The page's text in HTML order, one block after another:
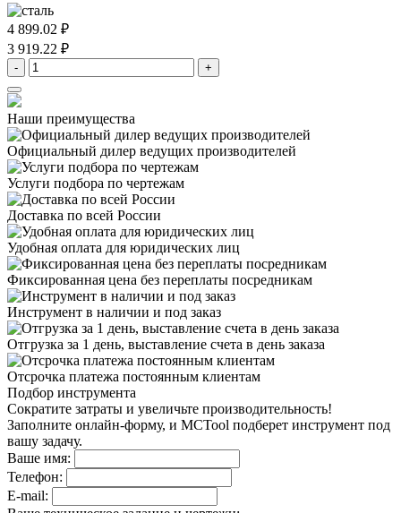
4 899.02 ₽
3 919.22 ₽
- +
Наши преимущества
Официальный дилер ведущих производителей
Услуги подбора по чертежам
Доставка по всей России
Удобная оплата для юридических лиц
Фиксированная цена без переплаты посредникам
Инструмент в наличии и под заказ
Отгрузка за 1 день, выставление счета в день заказа
Отсрочка платежа постоянным клиентам
Подбор инструмента
Сократите затраты и увеличьте производительность!
Заполните онлайн-форму, и MCTool подберет инструмент под
вашу задачу.
Ваше имя:
Телефон:
E-mail: